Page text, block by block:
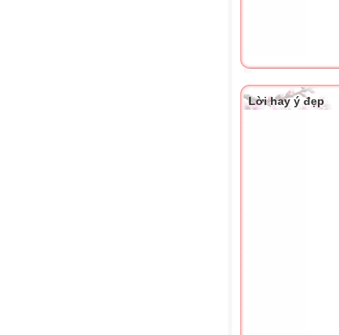
Lời hay ý đẹp